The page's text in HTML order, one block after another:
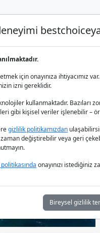
Lüks Yat
için onayınıza ihtiyacımız
izni gereklidir.
kullanmaktadır. Bazıları
gibi kişisel veriler işlenebilir
gizlilik politikamızdan
zaman değiştirebilir veya geri
onayınızı istediğiniz
Bireysel gizlilik